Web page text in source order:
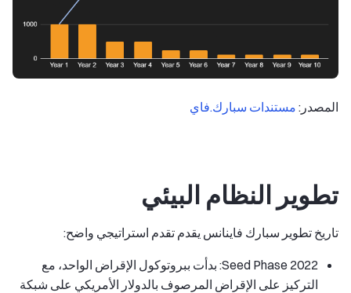
المصدر: مستندات سبارك.فاي
تطوير النظام البيئي
تاريخ تطوير سبارك فاينانس يقدم تقدم استراتيجي واضح:
2022 Seed Phase: بدأت ببروتوكول الإقراض الواحد، مع
التركيز على الإقراض المرصوف بالدولار الأمريكي على شبكة